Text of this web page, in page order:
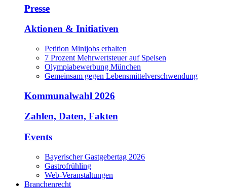
Presse
Aktionen & Initiativen
Petition Minijobs erhalten
7 Prozent Mehrwertsteuer auf Speisen
Olympiabewerbung München
Gemeinsam gegen Lebensmittelverschwendung
Kommunalwahl 2026
Zahlen, Daten, Fakten
Events
Bayerischer Gastgebertag 2026
Gastrofrühling
Web-Veranstaltungen
Branchenrecht